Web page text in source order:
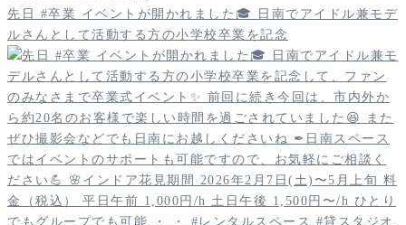
先日 #卒業 イベントが開かれました🎓 日南でアイドル兼モデ
ルさんとして活動する方の小学校卒業を記念